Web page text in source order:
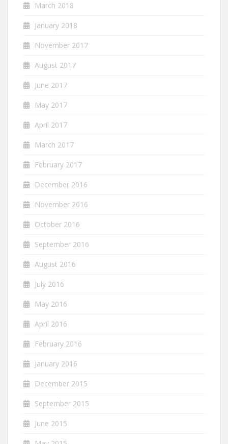
March 2018
January 2018
November 2017
August 2017
June 2017
May 2017
April 2017
March 2017
February 2017
December 2016
November 2016
October 2016
September 2016
August 2016
July 2016
May 2016
April 2016
February 2016
January 2016
December 2015
September 2015
June 2015